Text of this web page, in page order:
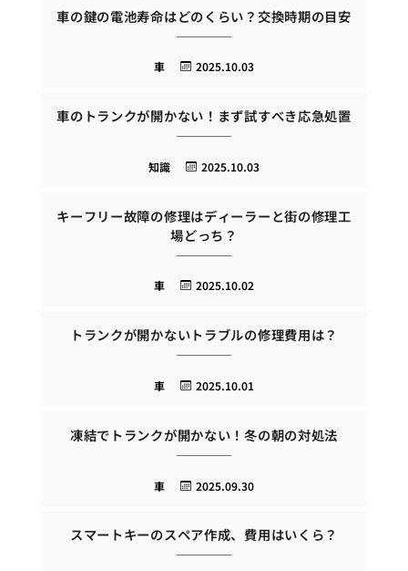
車の鍵の電池寿命はどのくらい？交換時期の目安
2025.10.03
車
車のトランクが開かない！まず試すべき応急処置
2025.10.03
知識
キーフリー故障の修理はディーラーと街の修理工
場どっち？
2025.10.02
車
トランクが開かないトラブルの修理費用は？
2025.10.01
車
凍結でトランクが開かない！冬の朝の対処法
2025.09.30
車
スマートキーのスペア作成、費用はいくら？